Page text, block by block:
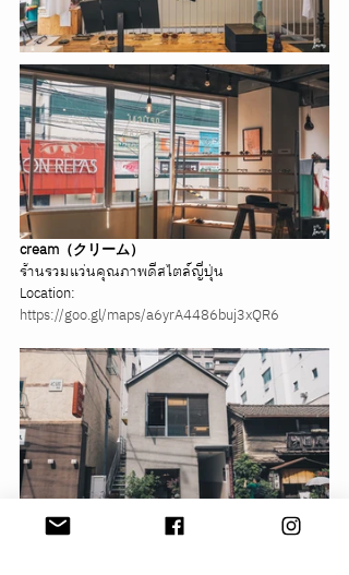
cream（クリーム）
ร้านรวมแว่นคุณภาพดีสไตล์ญี่ปุ่น
Location:
https://goo.gl/maps/a6yrA4486buj3xQR6